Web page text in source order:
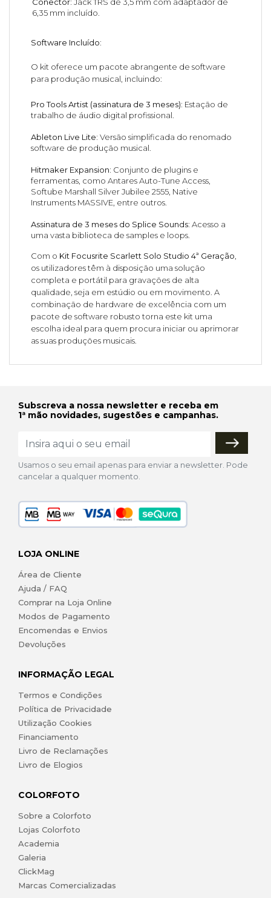
Conector: Jack TRS de 3,5 mm com adaptador de
6,35 mm incluído.
Software Incluído:
O kit oferece um pacote abrangente de software
para produção musical, incluindo:
Pro Tools Artist (assinatura de 3 meses): Estação de
trabalho de áudio digital profissional.
Ableton Live Lite: Versão simplificada do renomado
software de produção musical.
Hitmaker Expansion: Conjunto de plugins e
ferramentas, como Antares Auto-Tune Access,
Softube Marshall Silver Jubilee 2555, Native
Instruments MASSIVE, entre outros.
Assinatura de 3 meses do Splice Sounds: Acesso a
uma vasta biblioteca de samples e loops.
Com o Kit Focusrite Scarlett Solo Studio 4ª Geração,
os utilizadores têm à disposição uma solução
completa e portátil para gravações de alta
qualidade, seja em estúdio ou em movimento. A
combinação de hardware de excelência com um
pacote de software robusto torna este kit uma
escolha ideal para quem procura iniciar ou aprimorar
as suas produções musicais.
Subscreva a nossa newsletter e receba em
1ª mão novidades, sugestões e campanhas.
Usamos o seu email apenas para enviar a newsletter. Pode
cancelar a qualquer momento.
LOJA ONLINE
Área de Cliente
Ajuda / FAQ
Comprar na Loja Online
Modos de Pagamento
Encomendas e Envios
Devoluções
INFORMAÇÃO LEGAL
Termos e Condições
Política de Privacidade
Utilização Cookies
Financiamento
Livro de Reclamações
Livro de Elogios
COLORFOTO
Sobre a Colorfoto
Lojas Colorfoto
Academia
Galeria
ClickMag
Marcas Comercializadas